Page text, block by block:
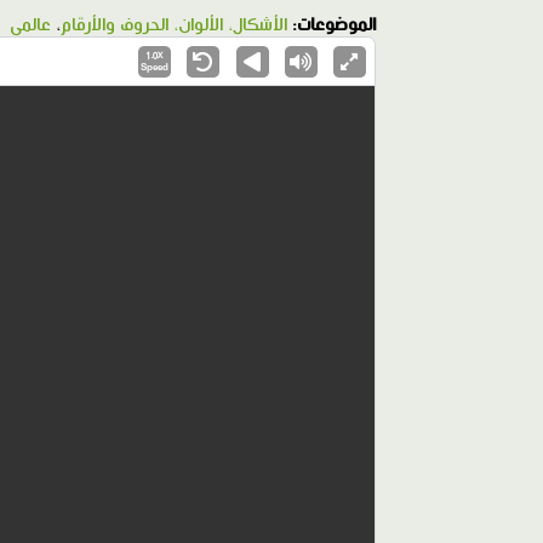
الموضوعات: الأشكال، الألوان، الحروف والأرقام، عالمي
1.0X
Speed